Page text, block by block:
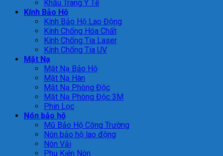
Khẩu Trang Y Tế
Kính Bảo Hộ
Kính Bảo Hộ Lao Động
Kính Chống Hóa Chất
Kính Chống Tia Laser
Kính Chống Tia UV
Mặt Nạ
Mặt Nạ Bảo Hộ
Mặt Nạ Hàn
Mặt Nạ Phòng Độc
Mặt Nạ Phòng Độc 3M
Phin Lọc
Nón bảo hộ
Mũ Bảo Hộ Công Trường
Nón bảo hộ lao động
Nón Vải
Phụ Kiện Nón